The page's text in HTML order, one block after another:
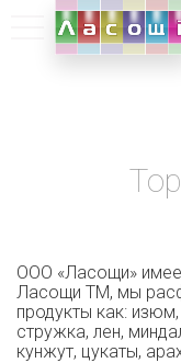
ООО «Ласощи»
Ласощи ТМ, мы
продукты как:
стружка, лен,
кунжут, цукаты,